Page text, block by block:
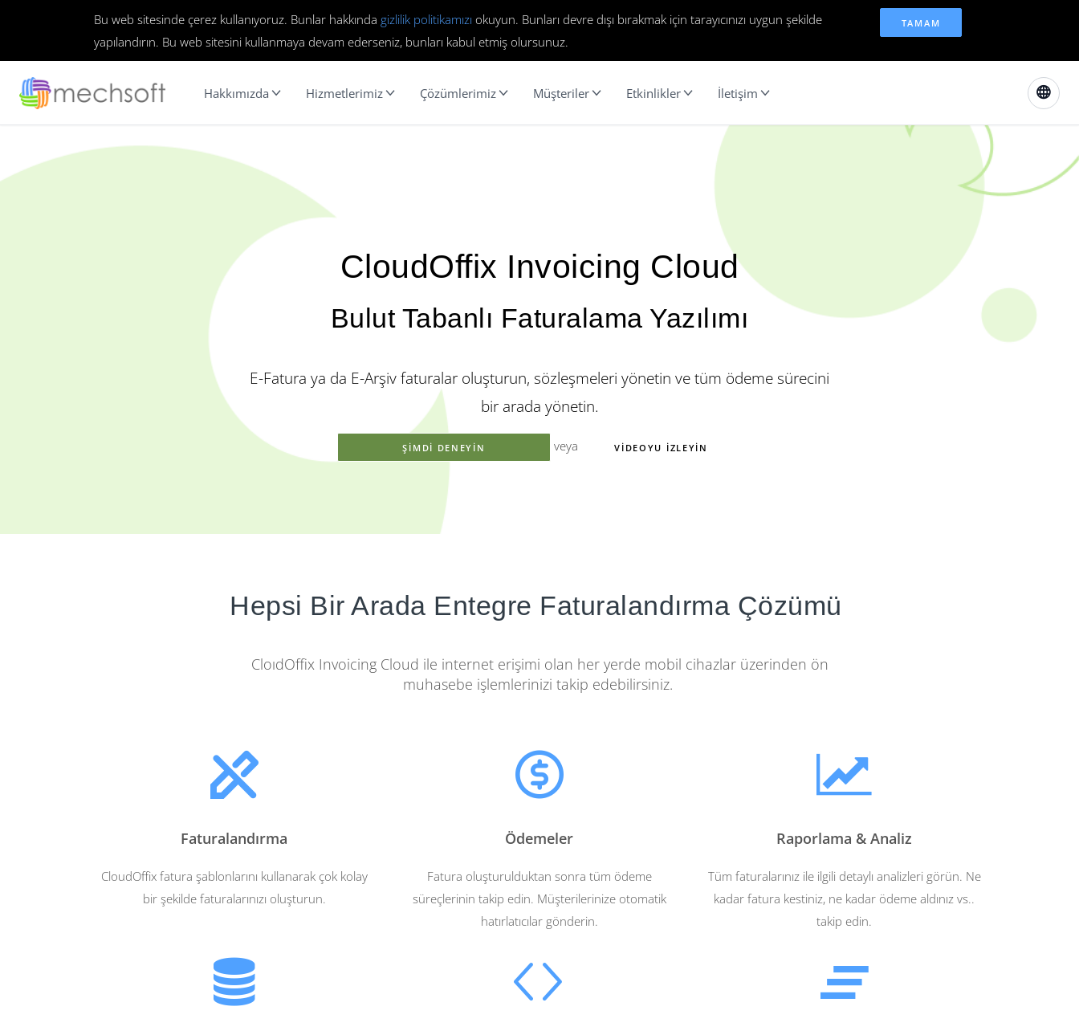
Bu web sitesinde çerez kullanıyoruz. Bunlar hakkında gizlilik politikamızı okuyun. Bunları devre dışı bırakmak için tarayıcınızı uygun şekilde
yapılandırın. Bu web sitesini kullanmaya devam ederseniz, bunları kabul etmiş olursunuz.
TAMAM
Hakkımızda Hizmetlerimiz Çözümlerimiz Müşteriler Etkinlikler İletişim
CloudOffix Invoicing Cloud
Bulut Tabanlı Faturalama Yazılımı
E-Fatura ya da E-Arşiv faturalar oluşturun, sözleşmeleri yönetin ve tüm ödeme sürecini
bir arada yönetin.
ŞIMDI DENEYIN veya VIDEOYU İZLEYIN
Hepsi Bir Arada Entegre Faturalandırma Çözümü
CloıdOffix Invoicing Cloud ile internet erişimi olan her yerde mobil cihazlar üzerinden ön
muhasebe işlemlerinizi takip edebilirsiniz.
Faturalandırma
CloudOffix fatura şablonlarını kullanarak çok kolay
bir şekilde faturalarınızı oluşturun.
Ödemeler
Fatura oluşturulduktan sonra tüm ödeme
süreçlerinin takip edin. Müşterilerinize otomatik
hatırlatıcılar gönderin.
Raporlama & Analiz
Tüm faturalarınız ile ilgili detaylı analizleri görün. Ne
kadar fatura kestiniz, ne kadar ödeme aldınız vs..
takip edin.